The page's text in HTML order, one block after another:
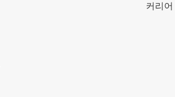
커리어